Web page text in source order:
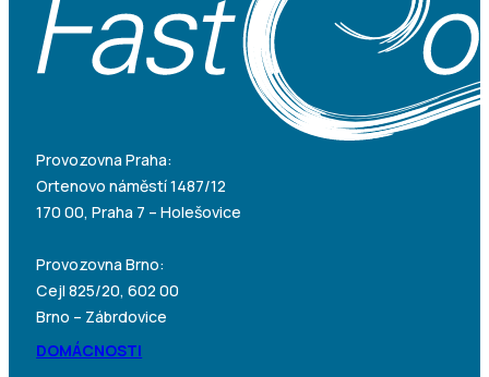
Provozovna Praha:
Ortenovo náměstí 1487/12
170 00, Praha 7 – Holešovice
Provozovna Brno:
Cejl 825/20, 602 00
Brno – Zábrdovice
DOMÁCNOSTI